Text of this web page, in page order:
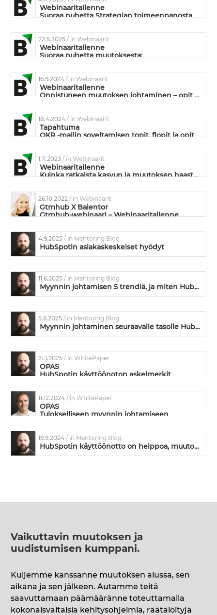
Webinaaritallenne
Suoraa puhetta Strategian toimeenpanosta
22.5.2025/ in Webinaarit
Webinaaritallenne
Suoraa puhetta muutoksesta:
16.9.2024/ in Webinaarit
Webinaaritallenne
Onnistuneen muutoksen johtaminen – opit yritysmaailmasta ja urheilusta
18.4.2024/ in Webinaarit
Tapahtuma
OKR -mallin soveltamisen topit, flopit ja opit
1.11.2023/ in Webinaarit
Webinaaritallenne
Kuinka ratkaista kasvun ja muutoksen haasteet OKR-mallin avulla?
26.10.2022/ in Webinaarit
Gtmhub X Balentor
Gtmhub-webinaari – Webinaaritallenne
4.9.2025/ in Mentoring Blog
HubSpotin asiakaskeskeiset hyödyt
11.6.2025/ in Mentoring Blog
Myynnin johtamisen 5 trendiä, ja miten HubSpot vastaa niihin
5.6.2025/ in Mentoring Blog
Myynnin johtaminen seuraavalle tasolle HubSpotin avulla
21.1.2025/ in WhitePaper
OPAS
HubSpotin käyttöönoton askelmerkit
11.12.2024/ in WhitePaper
OPAS
Tulokselliseen myynnin johtamiseen
19.9.2024/ in Mentoring Blog
HubSpotin käyttöönotto on helppoa, muutos ei
Vaikuttavin muutoksen ja
uudistumisen kumppani.
Kuljemme kanssanne muutoksen alussa, sen
aikana ja sen jälkeen. Autamme teitä
saavuttamaan päämääränne toteuttamalla
kokonaisvaltaisia kehitysohjelmia, räätälöityjä